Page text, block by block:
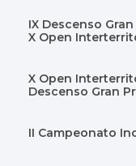
IX Descenso
X Open
X Open
Descenso Gran
II Campeonato